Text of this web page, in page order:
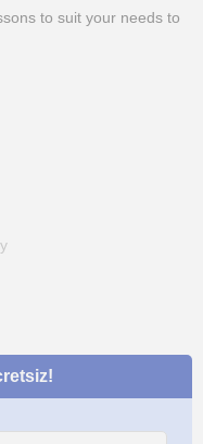
to suit your needs to